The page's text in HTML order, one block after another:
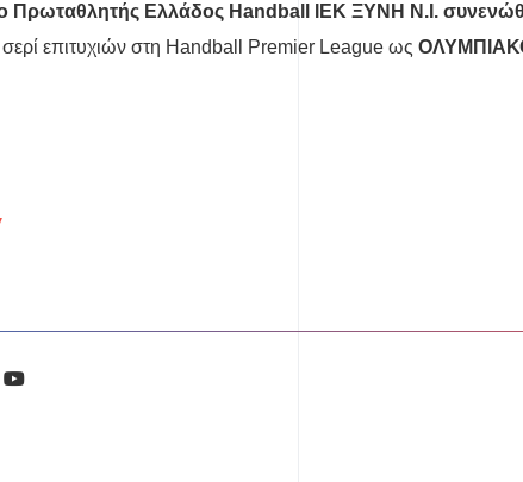
ο Πρωταθλητής Ελλάδος Handball ΙΕΚ ΞΥΝΗ Ν.Ι.
σερί επιτυχιών στη Handball Premier League ως